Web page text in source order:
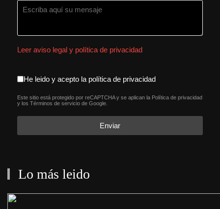
Leer aviso legal y política de privacidad
aceptacion política de
He leido y acepto la política de privacidad
reCAPTCHA*
Este sitio está protegido por reCAPTCHA y se aplican la Política de privacidad
y los Términos de servicio de Google.
Enviar
Lo más leido